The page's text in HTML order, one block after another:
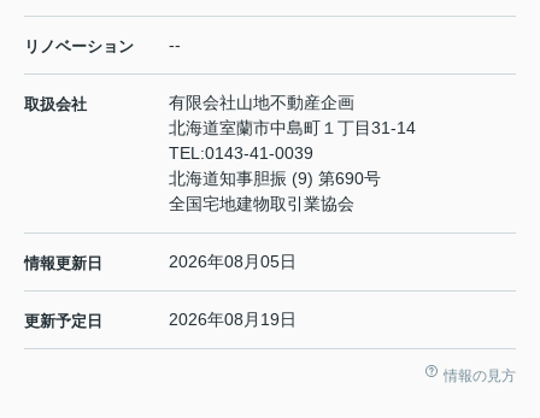
リノベーション --
取扱会社
有限会社山地不動産企画
北海道室蘭市中島町１丁目31-14
TEL:0143-41-0039
北海道知事胆振 (9) 第690号
全国宅地建物取引業協会
情報更新日 2026年08月05日
更新予定日 2026年08月19日
情報の見方